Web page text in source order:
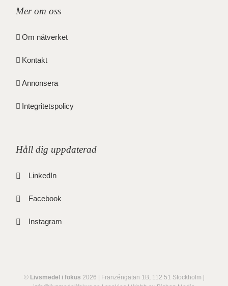
Mer om oss
Om nätverket
Kontakt
Annonsera
Integritetspolicy
Håll dig uppdaterad
LinkedIn
Facebook
Instagram
© Livsmedel i fokus 2026 | Franzéngatan 1B, 112 51 Stockholm |